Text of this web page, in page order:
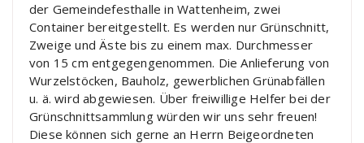
der Gemeindefesthalle in Wattenheim, zwei
Container bereitgestellt. Es werden nur Grünschnitt,
Zweige und Äste bis zu einem max. Durchmesser
von 15 cm entgegengenommen. Die Anlieferung von
Wurzelstöcken, Bauholz, gewerblichenGrünabfällen
u. ä. wird abgewiesen. Über freiwillige Helfer bei der
Grünschnittsammlung würden wir uns sehr freuen!
Diese können sich gerne an Herrn Beigeordneten